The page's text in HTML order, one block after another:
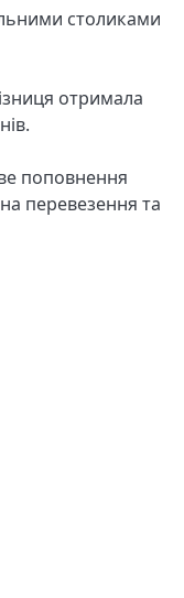
столиками
отримала
поповнення
перевезення та